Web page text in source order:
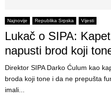
Najnovije Republika Srpska Vijesti
Lukač o SIPA:
napusti brod koji
Direktor SIPA Darko Ćulum kao
broda koji tone i da ne prepušta
imali...